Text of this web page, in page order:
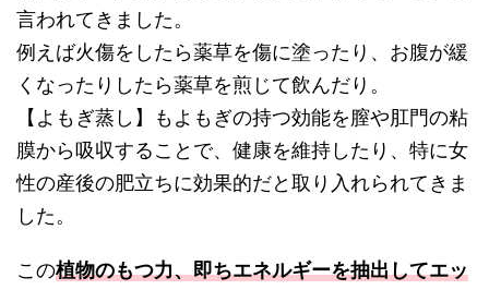
言われてきました。
例えば火傷をしたら薬草を傷に塗ったり、お腹が緩
くなったりしたら薬草を煎じて飲んだり。
【よもぎ蒸し】もよもぎの持つ効能を膣や肛門の粘
膜から吸収することで、健康を維持したり、特に女
性の産後の肥立ちに効果的だと取り入れられてきま
した。
この植物のもつ力、即ちエネルギーを抽出してエッ